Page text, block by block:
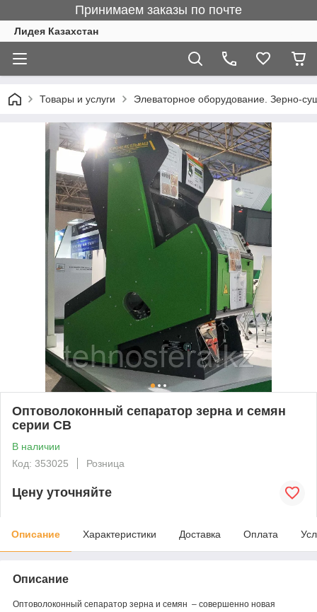
Принимаем заказы по почте
Лидея Казахстан
Товары и услуги Элеваторное оборудование. Зерно-
Оптоволоконный сепаратор зерна и семян
серии СВ
В наличии
Код: 353025
Розница
Цену уточняйте
Описание Характеристики Доставка Оплата
Описание
Оптоволоконный сепаратор зерна и семян – совершенно новая